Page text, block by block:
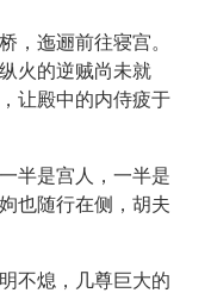
，迤逦前往寝宫。
火的逆贼尚未就
让殿中的内侍疲于
半是宫人，一半是
也随行在侧，胡夫
不熄，几尊巨大的